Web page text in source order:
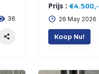
36
Prijs : €4.500,-
26 May 2026
Koop Nu!